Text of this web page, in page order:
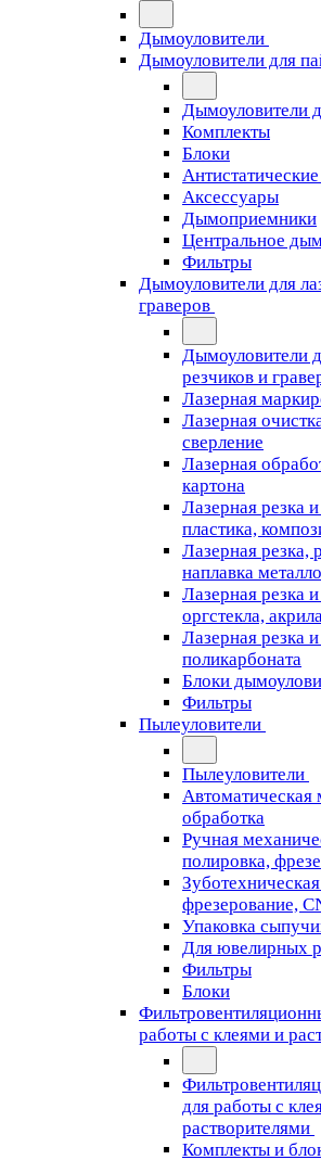
Дымоуловители
Дымоуловители для
Дымоуловители
Комплекты
Блоки
Аксессуары
Дымоприемники
Центральное
Фильтры
Дымоуловители для
граверов
Дымоуловители
резчиков и
Лазерная
Лазерная
сверление
Лазерная
картона
Лазерная резка
пластика,
Лазерная резка,
наплавка
Лазерная резка
оргстекла, акрила
Лазерная резка
поликарбоната
Блоки
Фильтры
Пылеуловители
Пылеуловители
Автоматическая
обработка
Ручная
полировка,
фрезерование,
Упаковка
Для ювелирных
Фильтры
Блоки
работы с клеями и
для работы с
растворителями
Комплекты и